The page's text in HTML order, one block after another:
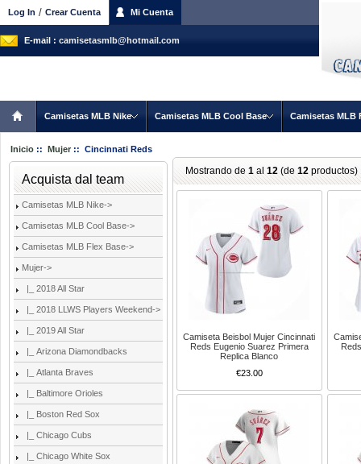
Log In / Crear Cuenta Mi Cuenta
E-mail : camisetasmlb@hotmail.com
Camisetas MLB Nike Camisetas MLB Cool Base Camisetas MLB
Inicio :: Mujer :: Cincinnati Reds
Acquista dal team
Camisetas MLB Nike->
Camisetas MLB Cool Base->
Camisetas MLB Flex Base->
Mujer->
|_ 2018 All Star
|_ 2018 LLWS Players Weekend->
|_ 2019 All Star
|_ Arizona Diamondbacks
|_ Atlanta Braves
|_ Baltimore Orioles
|_ Boston Red Sox
|_ Chicago Cubs
|_ Chicago White Sox
Mostrando de 1 al 12 (de 12 productos)
Camiseta Beisbol Mujer Cincinnati
Reds Eugenio Suarez Primera
Replica Blanco
€23.00